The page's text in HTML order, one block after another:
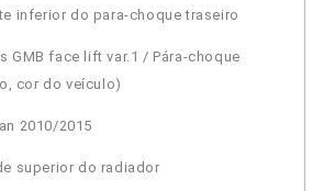
inferior do para-choque traseiro
GMB face lift var.1 / Pára-choque
cor do veículo)
2010/2015
superior do radiador